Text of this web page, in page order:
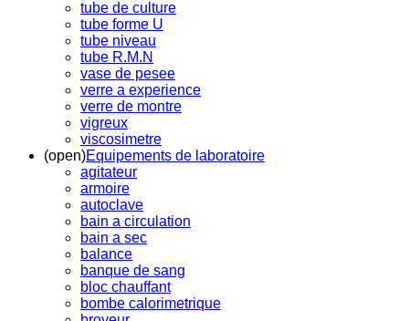
tube de culture
tube forme U
tube niveau
tube R.M.N
vase de pesee
verre a experience
verre de montre
vigreux
viscosimetre
(open)Equipements de laboratoire
agitateur
armoire
autoclave
bain a circulation
bain a sec
balance
banque de sang
bloc chauffant
bombe calorimetrique